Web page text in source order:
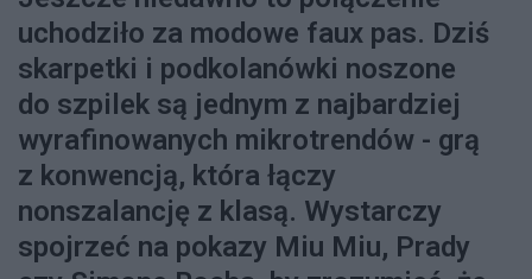
uchodziło za modowe faux pas. Dziś
skarpetki i podkolanówki noszone
do szpilek są jednym z najbardziej
wyrafinowanych mikrotrendów - grą
z konwencją, która łączy
nonszalancję z klasą. Wystarczy
spojrzeć na pokazy Miu Miu, Prady